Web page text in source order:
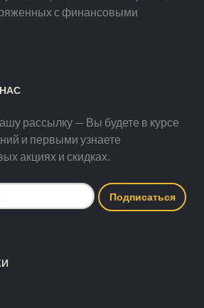
с финансовыми
рассылку — Вы будете в курсе
и первыми узнаете
акциях и скидках.